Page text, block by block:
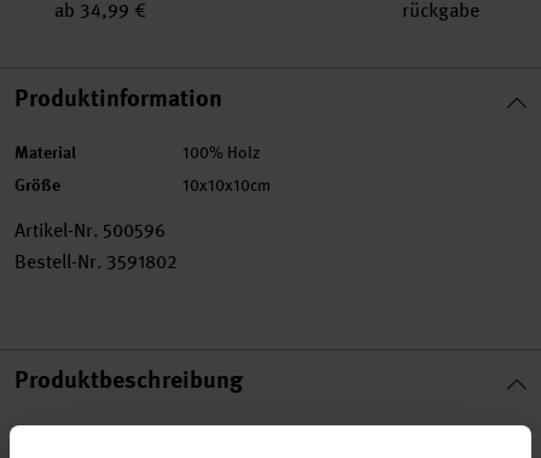
ab 34,99 €
rückgabe
Produktinformation
Material 100% Holz
Größe 10x10x10cm
Artikel-Nr. 500596
Bestell-Nr. 3591802
Produktbeschreibung